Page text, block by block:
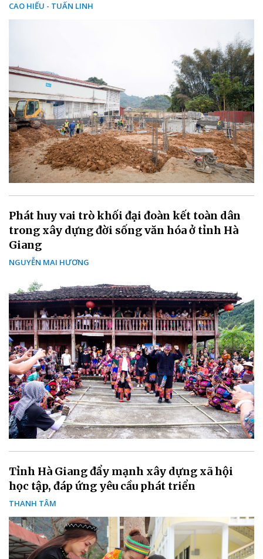
CAO HIẾU - TUẤN LINH
Phát huy vai trò khối đại đoàn kết toàn dân
trong xây dựng đời sống văn hóa ở tỉnh Hà
Giang
NGUYỄN MAI HƯƠNG
Tỉnh Hà Giang đẩy mạnh xây dựng xã hội
học tập, đáp ứng yêu cầu phát triển
THANH TÂM